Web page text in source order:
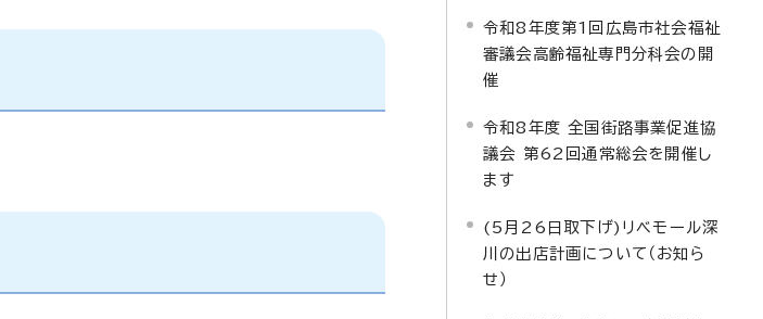
令和8年度第1回広島市社会福祉
審議会高齢福祉専門分科会の開
催
令和8年度 全国街路事業促進協
議会 第62回通常総会を開催し
ます
(5月26日取下げ)リベモール深
川の出店計画について（お知ら
せ）